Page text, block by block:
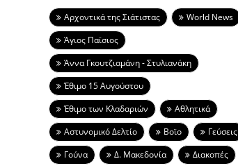
Aρχοντικά της Σιάτιστας
World News
Άγιος Παϊσιος
Άννα Γκουτζιαμάνη - Στυλιανάκη
Έθιμο 15 Αυγούστου
Έθιμο των Κλαδαριών
Αθλητικά
Αστυνομικό Δελτίο
Βοϊο
Γεύσεις
Γούνα
Δ. Μακεδονία
Διακοπές